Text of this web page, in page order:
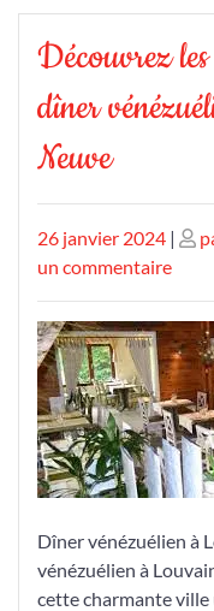
Découvrez les
dîner
Neuve
Publié
le
26 janvier 2024 |
un commentairesur
les
d’un
dîner
à
la-
Dîner vénézuélien à
vénézuélien à
cette charmante ville